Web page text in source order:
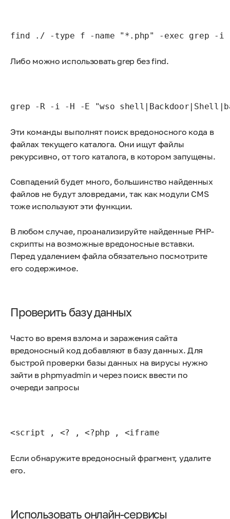
find ./ -type f -name "*.php" -exec grep -i -H
Либо можно использовать grep без find.
grep -R -i -H -E "wso
Эти команды выполнят поиск вредоносного кода в
файлах текущего каталога. Они ищут файлы
рекурсивно, от того каталога, в котором запущены.
Совпадений будет много, большинство найденных
файлов не будут зловредами, так как модули CMS
тоже используют эти функции.
В любом случае, проанализируйте найденные PHP-
скрипты на возможные вредоносные вставки.
Перед удалением файла обязательно посмотрите
его содержимое.
Проверить базу данных
Часто во время взлома и заражения сайта
вредоносный код добавляют в базу данных. Для
быстрой проверки базы данных на вирусы нужно
зайти в phpmyadmin и через поиск ввести по
очереди запросы
<script , <? , <?php , <iframe
Если обнаружите вредоносный фрагмент, удалите
его.
Использовать онлайн-сервисы